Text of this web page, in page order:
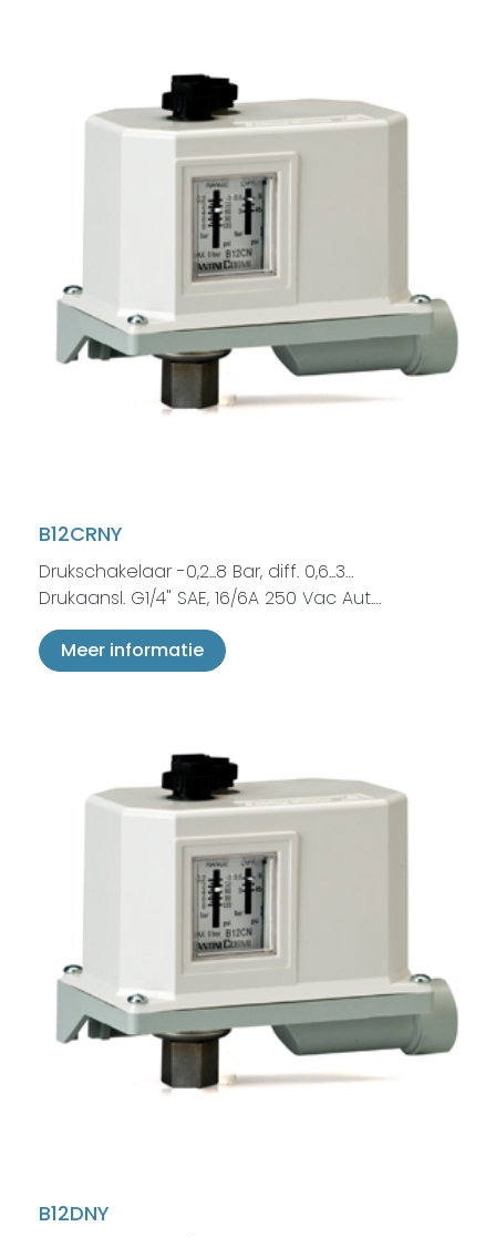
B12CRNY
Drukschakelaar -0,2...8 Bar, diff. 0,6...3…
Drukaansl. G1/4" SAE, 16/6A 250 Vac Aut.…
Meer informatie
B12DNY